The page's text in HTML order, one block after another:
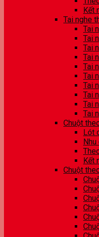
Kết
Tai nghe
Tai
Tai
Tai
Tai
Tai
Tai
Tai
Tai
Tai
Tai
Chuột
Lót
Nhu
Kết
Chuột